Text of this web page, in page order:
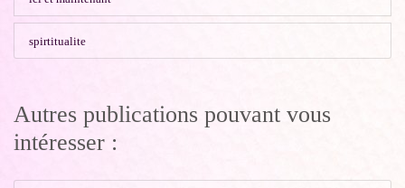
spirtitualite
Autres publications pouvant vous
intéresser :